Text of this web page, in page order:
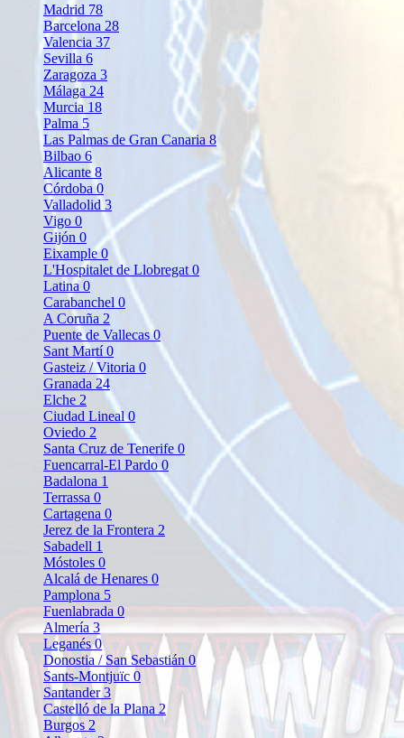
Madrid 78
Barcelona 28
Valencia 37
Sevilla 6
Zaragoza 3
Málaga 24
Murcia 18
Palma 5
Las Palmas de Gran Canaria 8
Bilbao 6
Alicante 8
Córdoba 0
Valladolid 3
Vigo 0
Gijón 0
Eixample0
L'Hospitalet de Llobregat 0
Latina 0
Carabanchel 0
A Coruña 2
Puente de Vallecas0
Sant Martí0
Gasteiz / Vitoria 0
Granada 24
Elche 2
Ciudad Lineal0
Oviedo 2
Santa Cruz de Tenerife 0
Fuencarral-El Pardo0
Badalona 1
Terrassa 0
Cartagena 0
Jerez de la Frontera 2
Sabadell 1
Móstoles 0
Alcalá de Henares 0
Pamplona 5
Fuenlabrada0
Almería 3
Leganés0
Donostia / San Sebastián 0
Sants-Montjuïc 0
Santander3
Castelló de la Plana2
Burgos 2